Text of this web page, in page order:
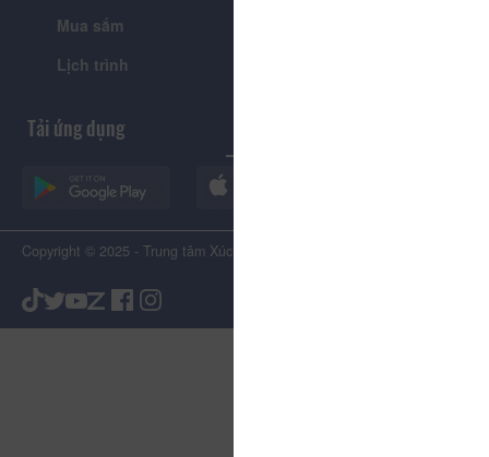
Mua sắm
Lịch trình
Tải ứng dụng
Copyright © 2025 - Trung tâm Xúc tiến Du lịch Tỉnh Lâm Đồng